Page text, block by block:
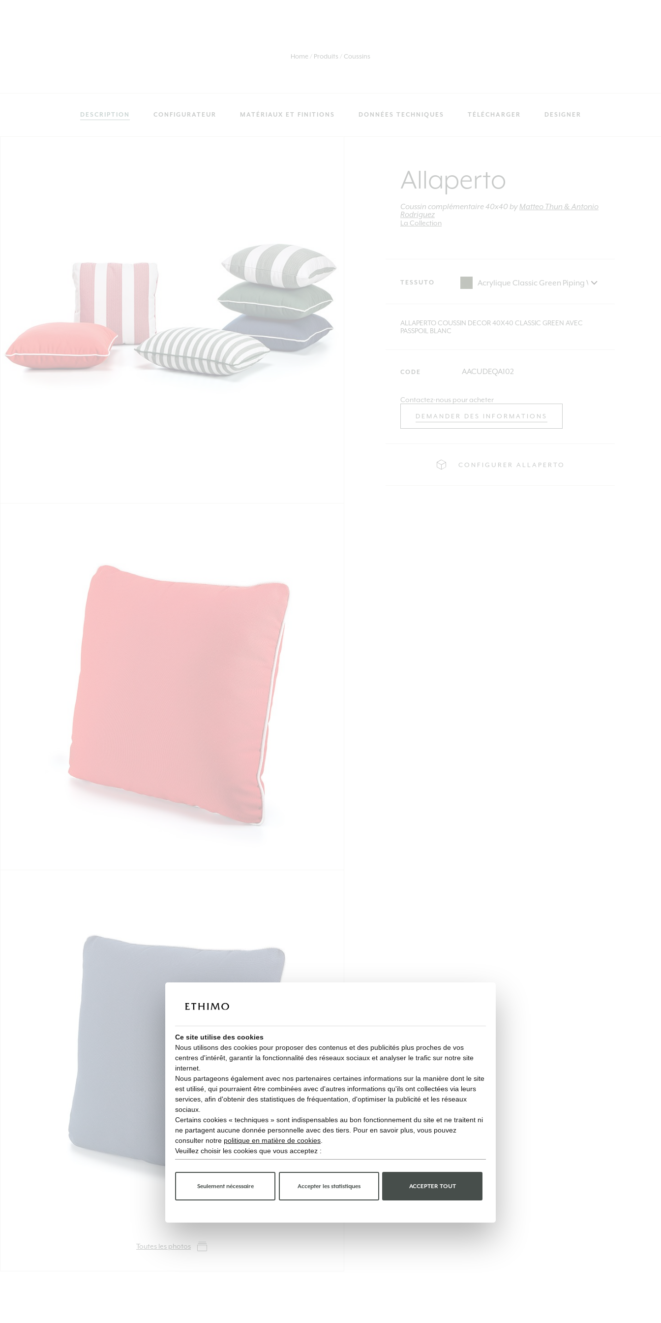
Home Produits Coussins
DESCRIPTION CONFIGURATEUR MATÉRIAUX ET FINITIONS DONNÉES TECHNIQUES TÉLÉCHARGER DESIGNER
Toutes les photos
Allaperto
Coussin complémentaire 40x40 byMatteo Thun & Antonio
Rodriguez
La Collection
TESSUTO
ALLAPERTO COUSSIN DECOR 40X40 CLASSIC GREEN AVEC
PASSPOIL BLANC
CODE AACUDEQA102
Contactez-nous pour acheter
DEMANDER DES INFORMATIONS
CONFIGURER ALLAPERTO
Ce site utilise des cookies
Nous utilisons des cookies pour proposer des contenus et des publicités plus proches de vos
centres d'intérêt, garantir la fonctionnalité des réseaux sociaux et analyser le trafic sur notre site
internet.
Nous partageons également avec nos partenaires certaines informations sur la manière dont le site
est utilisé, qui pourraient être combinées avec d'autres informations qu'ils ont collectées via leurs
services, afin d'obtenir des statistiques de fréquentation, d'optimiser la publicité et les réseaux
sociaux.
Certains cookies « techniques » sont indispensables au bon fonctionnement du site et ne traitent ni
ne partagent aucune donnée personnelle avec des tiers. Pour en savoir plus, vous pouvez
consulter notre politique en matière de cookies.
Veuillez choisir les cookies que vous acceptez :
Seulement nécessaire Accepter les statistiques ACCEPTER TOUT